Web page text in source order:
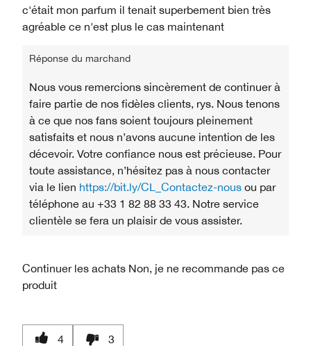
c'était mon parfum il tenait superbement bien très
agréable ce n'est plus le cas maintenant
Réponse du marchand
Nous vous remercions sincèrement de continuer à
faire partie de nos fidèles clients, rys. Nous tenons
à ce que nos fans soient toujours pleinement
satisfaits et nous n’avons aucune intention de les
décevoir. Votre confiance nous est précieuse. Pour
toute assistance, n’hésitez pas à nous contacter
via le lien https://bit.ly/CL_Contactez-nous ou par
téléphone au +33 1 82 88 33 43. Notre service
clientèle se fera un plaisir de vous assister.
Continuer les achats Non, je ne recommande pas ce
produit
4 3